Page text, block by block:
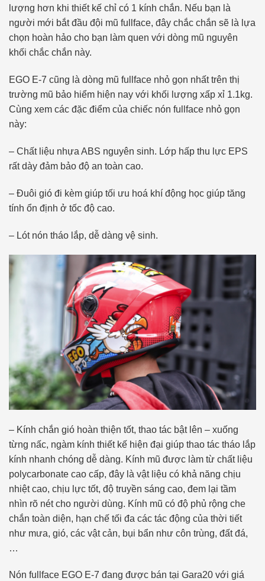
lượng hơn khi thiết kế chỉ có 1 kính chắn. Nếu bạn là
người mới bắt đầu đội mũ fullface, đây chắc chắn sẽ là lựa
chọn hoàn hảo cho bạn làm quen với dòng mũ nguyên
khối chắc chắn này.
EGO E-7 cũng là dòng mũ fullface nhỏ gọn nhất trên thị
trường mũ bảo hiểm hiện nay với khối lượng xấp xỉ 1.1kg.
Cùng xem các đặc điểm của chiếc nón fullface nhỏ gọn
này:
– Chất liệu nhựa ABS nguyên sinh. Lớp hấp thu lực EPS
rất dày đảm bảo độ an toàn cao.
– Đuôi gió đi kèm giúp tối ưu hoá khí động học giúp tăng
tính ổn định ở tốc độ cao.
– Lót nón tháo lắp, dễ dàng vệ sinh.
– Kính chắn gió hoàn thiện tốt, thao tác bật lên – xuống
từng nấc, ngàm kính thiết kế hiện đại giúp thao tác tháo lắp
kính nhanh chóng dễ dàng. Kính mũ được làm từ chất liệu
polycarbonate cao cấp, đây là vật liệu có khả năng chịu
nhiệt cao, chịu lực tốt, độ truyền sáng cao, đem lại tầm
nhìn rõ nét cho người dùng. Kính mũ có độ phủ rộng che
chắn toàn diện, hạn chế tối đa các tác động của thời tiết
như mưa, gió, các vật cản, bụi bẩn như côn trùng, đất đá,
…
Nón fullface EGO E-7 đang được bán tại Gara20 với giá